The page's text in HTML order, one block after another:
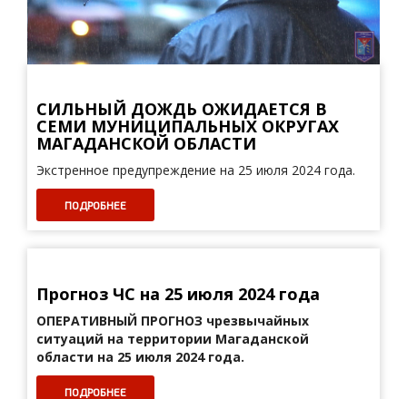
СИЛЬНЫЙ ДОЖДЬ ОЖИДАЕТСЯ В
СЕМИ МУНИЦИПАЛЬНЫХ ОКРУГАХ
МАГАДАНСКОЙ ОБЛАСТИ
Экстренное предупреждение на 25 июля 2024 года.
ПОДРОБНЕЕ
Прогноз ЧС на 25 июля 2024 года
ОПЕРАТИВНЫЙ ПРОГНОЗ чрезвычайных
ситуаций на территории Магаданской
области на 25 июля 2024 года.
ПОДРОБНЕЕ